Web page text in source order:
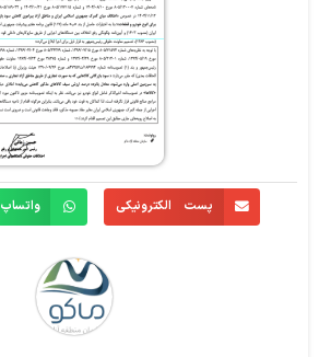
پست الکترونیکی واتساپ